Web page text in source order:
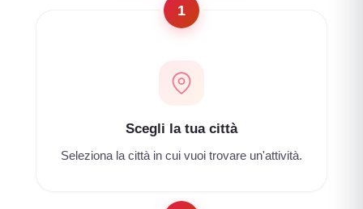
1
Scegli la tua città
Seleziona la città in cui vuoi trovare un'attività.